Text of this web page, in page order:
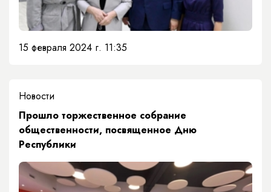
15 февраля 2024 г. 11:35
Новости
Прошло торжественное собрание
общественности, посвященное Дню
Республики